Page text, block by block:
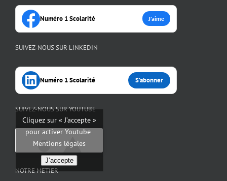
Numéro 1 Scolarité J’aime
SUIVEZ-NOUS SUR LINKEDIN
Numéro 1 Scolarité S’abonner
SUIVEZ-NOUS SUR YOUTUBE
Cliquez sur « J’accepte »
pour activer Youtube
Mentions légales
J’accepte
NOTRE METIER